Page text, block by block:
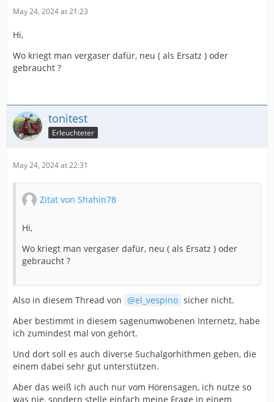
May 24, 2024 at 21:23
Hi,
Wo kriegt man vergaser dafür, neu ( als Ersatz ) oder
gebraucht ?
tonitest
Erleuchteter
May 24, 2024 at 22:31
Zitat von Shahin78
Hi,
Wo kriegt man vergaser dafür, neu ( als Ersatz ) oder
gebraucht ?
Also in diesem Thread von el_vespino sicher nicht.
Aber bestimmt in diesem sagenumwobenen Internetz, habe
ich zumindest mal von gehört.
Und dort soll es auch diverse Suchalgorhithmen geben, die
einem dabei sehr gut unterstützen.
Aber das weiß ich auch nur vom Hörensagen, ich nutze so
was nie, sondern stelle einfach meine Frage in einem